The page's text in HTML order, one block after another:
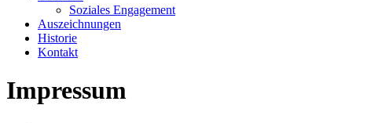
Soziales Engagement
Auszeichnungen
Historie
Kontakt
Impressum